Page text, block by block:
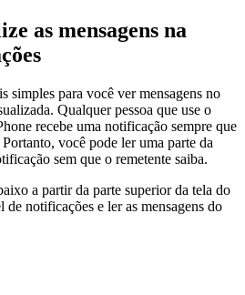
as mensagens na
simples para você ver mensagens no
Qualquer pessoa que use o
recebe uma notificação sempre que
você pode ler uma parte da
sem que o remetente saiba.
a partir da parte superior da tela do
de notificações e ler as mensagens do